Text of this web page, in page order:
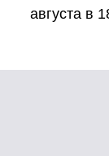
августа в